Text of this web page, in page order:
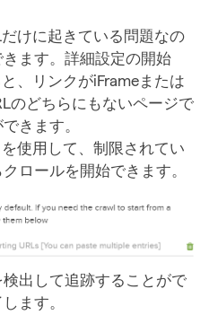
けに起きている問題なの
ます。詳細設定の開始
、リンクがiFrameまたは
のどちらにもないページで
きます。
使用して、制限されてい
ロールを開始できます。
出して追跡することがで
ます。